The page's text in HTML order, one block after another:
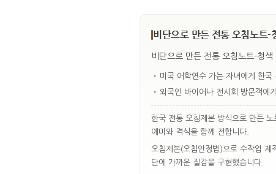
비단으로 만든 전통 오침노트-
비단으로 만든 전통 오침노트-청
• 미국 어학연수 가는 자녀에게 한
• 외국인 바이어나 전시회 방문객에
한국 전통 오침제본 방식으로 만든
예미와 격식을 함께 전합니다.
오침제본(오침안정법)으로 수작업 제
단에 가까운 질감을 구현했습니다.